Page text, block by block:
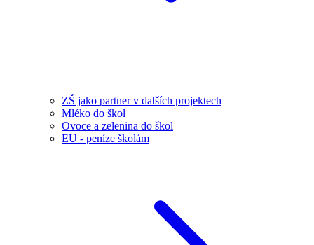
ZŠ jako partner v dalších projektech
Mléko do škol
Ovoce a zelenina do škol
EU - peníze školám